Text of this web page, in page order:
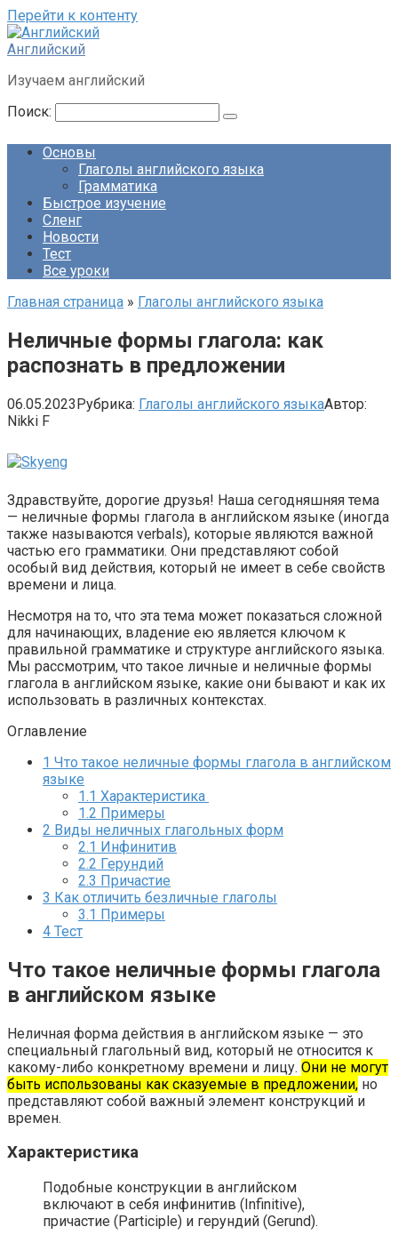
Перейти к контенту
Английский
Изучаем английский
Поиск:
Основы
Глаголы английского языка
Грамматика
Быстрое изучение
Сленг
Новости
Тест
Все уроки
Главная страница » Глаголы английского языка
Неличные формы глагола: как
распознать в предложении
06.05.2023Рубрика: Глаголы английского языкаАвтор:
Nikki F
Здравствуйте, дорогие друзья! Наша сегодняшняя тема
— неличные формы глагола в английском языке (иногда
также называются verbals), которые являются важной
частью его грамматики. Они представляют собой
особый вид действия, который не имеет в себе свойств
времени и лица.
Несмотря на то, что эта тема может показаться сложной
для начинающих, владение ею является ключом к
правильной грамматике и структуре английского языка.
Мы рассмотрим, что такое личные и неличные формы
глагола в английском языке, какие они бывают и как их
использовать в различных контекстах.
Оглавление
1 Что такое неличные формы глагола в английском
языке
1.1 Характеристика
1.2 Примеры
2 Виды неличных глагольных форм
2.1 Инфинитив
2.2 Герундий
2.3 Причастие
3 Как отличить безличные глаголы
3.1 Примеры
4 Тест
Что такое неличные формы глагола
в английском языке
Неличная форма действия в английском языке — это
специальный глагольный вид, который не относится к
какому-либо конкретному времени и лицу. Они не могут
быть использованы как сказуемые в предложении, но
представляют собой важный элемент конструкций и
времен.
Характеристика
Подобные конструкции в английском
включают в себя инфинитив (Infinitive),
причастие (Participle) и герундий (Gerund).